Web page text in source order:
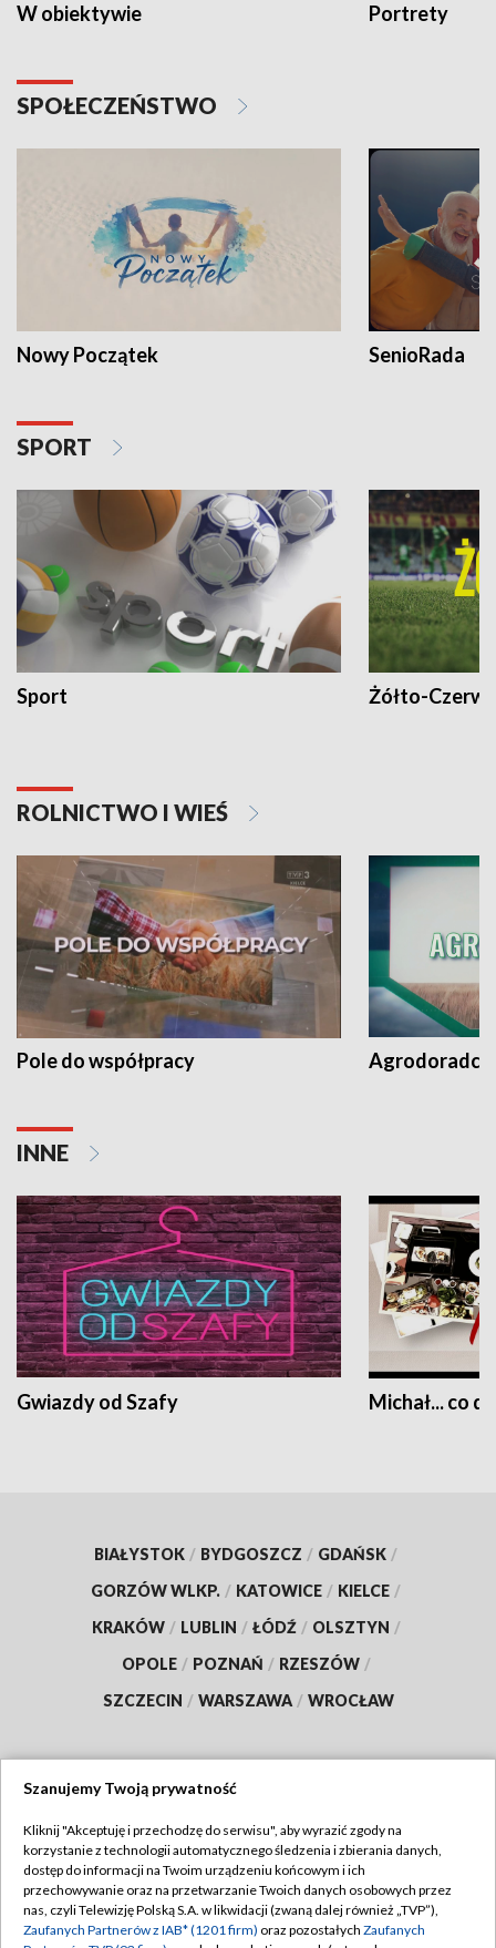
W obiektywie Portrety
SPOŁECZEŃSTWO
Nowy Początek SenioRada
SPORT
Sport Żółto-
ROLNICTWO I WIEŚ
Pole do współpracy Agrodoradcy
INNE
Gwiazdy od Szafy Michał... co
BIAŁYSTOK / BYDGOSZCZ / GDAŃSK /
GORZÓW WLKP. / KATOWICE / KIELCE /
KRAKÓW / LUBLIN / ŁÓDŹ / OLSZTYN /
OPOLE / POZNAŃ / RZESZÓW /
SZCZECIN / WARSZAWA / WROCŁAW
TVP
Abonament TVP
Emisja w TVP
Regulamin TVP
Polityka prywatności
Szanujemy Twoją prywatność
Kliknij "Akceptuję i przechodzę do serwisu", aby wyrazić zgody na
korzystanie z technologii automatycznego śledzenia i zbierania danych,
dostęp do informacji na Twoim urządzeniu końcowym i ich
przechowywanie oraz na przetwarzanie Twoich danych osobowych przez
nas, czyli Telewizję Polską S.A. w likwidacji (zwaną dalej również „TVP”),
Zaufanych Partnerów z IAB* (1201 firm) oraz pozostałych Zaufanych